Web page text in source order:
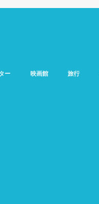
ー 映画館 旅行